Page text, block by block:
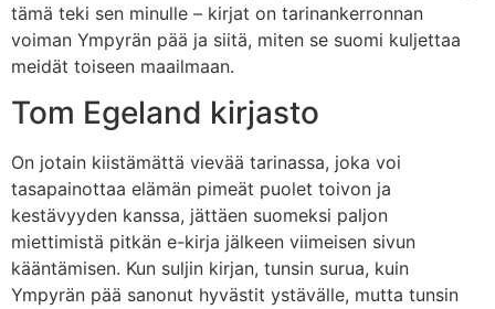
tämä teki sen minulle – kirjat on tarinankerronnan
voiman Ympyrän pää ja siitä, miten se suomi kuljettaa
meidät toiseen maailmaan.
Tom Egeland kirjasto
On jotain kiistämättä vievää tarinassa, joka voi
tasapainottaa elämän pimeät puolet toivon ja
kestävyyden kanssa, jättäen suomeksi paljon
miettimistä pitkän e-kirja jälkeen viimeisen sivun
kääntämisen. Kun suljin kirjan, tunsin surua, kuin
Ympyrän pää sanonut hyvästit ystävälle, mutta tunsin